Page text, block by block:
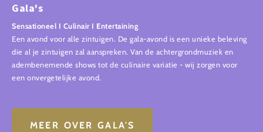
Gala's
Sensationeel I Culinair I Entertaining
Een avond voor alle zintuigen. De gala-avond is een unieke beleving
die al je zintuigen zal aanspreken. Van de achtergrondmuziek en
adembenemende shows tot de culinaire variatie - wij zorgen voor
een onvergetelijke avond.
MEER OVER GALA'S